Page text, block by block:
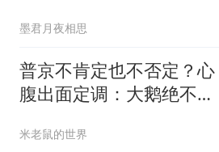
墨君月夜相思
普京不肯定也不否定？心
腹出面定调：大鹅绝不打
米老鼠的世界